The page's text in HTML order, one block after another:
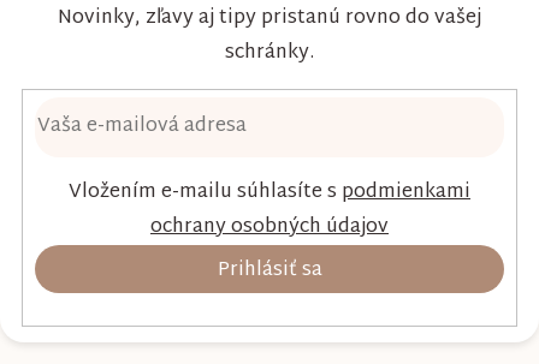
Novinky, zľavy aj tipy pristanú rovno do vašej
schránky.
Vložením e-mailu súhlasíte s podmienkami
ochrany osobných údajov
Prihlásiť sa